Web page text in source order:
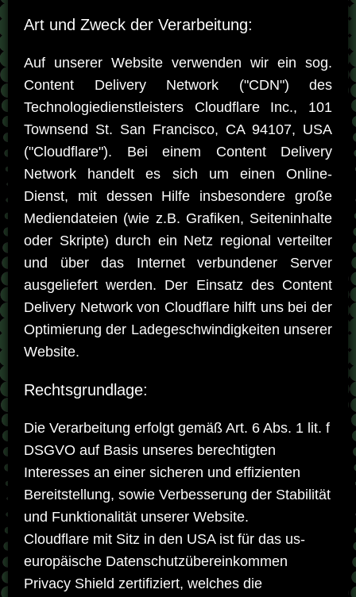
Art und Zweck der Verarbeitung:
Auf unserer Website verwenden wir ein sog.
Content Delivery Network ("CDN") des
Technologiedienstleisters Cloudflare Inc., 101
Townsend St. San Francisco, CA 94107, USA
("Cloudflare"). Bei einem Content Delivery
Network handelt es sich um einen Online-
Dienst, mit dessen Hilfe insbesondere große
Mediendateien (wie z.B. Grafiken, Seiteninhalte
oder Skripte) durch ein Netz regional verteilter
und über das Internet verbundener Server
ausgeliefert werden. Der Einsatz des Content
Delivery Network von Cloudflare hilft uns bei der
Optimierung der Ladegeschwindigkeiten unserer
Website.
Rechtsgrundlage:
Die Verarbeitung erfolgt gemäß Art. 6 Abs. 1 lit. f
DSGVO auf Basis unseres berechtigten
Interesses an einer sicheren und effizienten
Bereitstellung, sowie Verbesserung der Stabilität
und Funktionalität unserer Website.
Cloudflare mit Sitz in den USA ist für das us-
europäische Datenschutzübereinkommen
Privacy Shield zertifiziert, welches die